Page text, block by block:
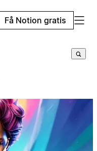
Få Notion gratis